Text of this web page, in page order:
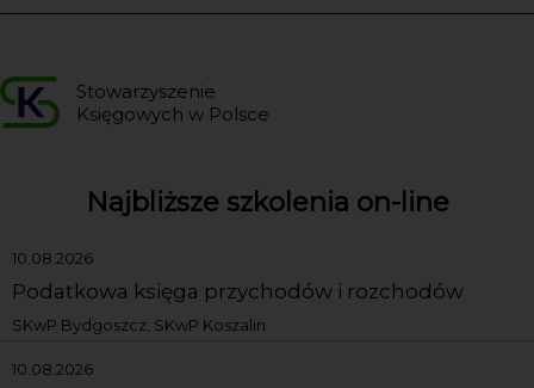
Stowarzyszenie
Księgowych w Polsce
Najbliższe szkolenia on-line
10.08.2026
Podatkowa księga przychodów i rozchodów
SKwP Bydgoszcz, SKwP Koszalin
10.08.2026